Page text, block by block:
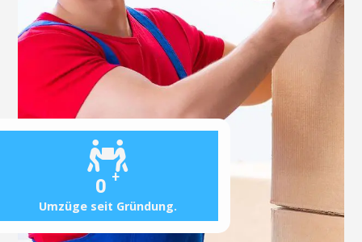
0 +
Umzüge seit Gründung.